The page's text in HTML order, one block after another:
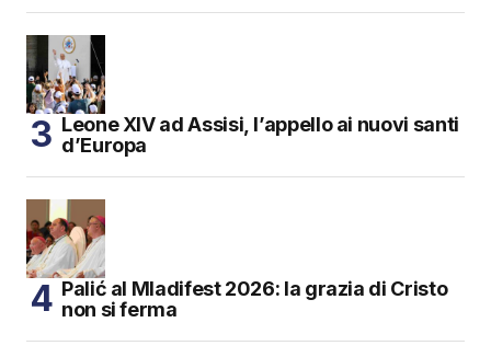
Leone XIV ad Assisi, l’appello ai nuovi santi
d’Europa
Palić al Mladifest 2026: la grazia di Cristo
non si ferma